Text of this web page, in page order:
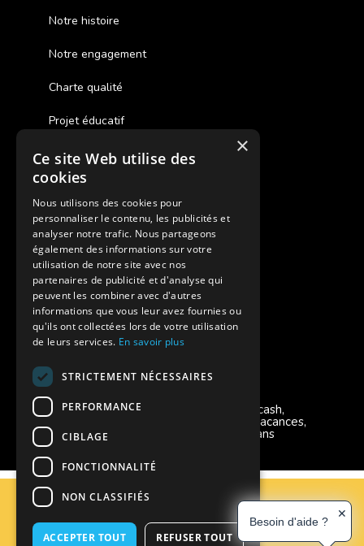
Notre histoire
Notre engagement
Charte qualité
Projet éducatif
Des colonies de vacances inclusives
Assurances annulations
Aides financières pour partir en colonie
Charte de confidentialité
Vacances Adaptées Adulte Supernova
Modes de règlement acceptés
Chèque, Virement, Espèces, Mandats cash,
Bons CAF, Conseil général, Chèques vacances,
Carte bancaire, Prise en charge reçu sans
règlement, Prélèvement, Pass Colo
Plan du site
Espace Professionnels
×
Ce site Web utilise des
cookies
Nous utilisons des cookies pour
personnaliser le contenu, les publicités et
analyser notre trafic. Nous partageons
également des informations sur votre
utilisation de notre site avec nos
partenaires de publicité et d'analyse qui
peuvent les combiner avec d'autres
informations que vous leur avez fournies ou
qu'ils ont collectées lors de votre utilisation
de leurs services. En savoir plus
STRICTEMENT NÉCESSAIRES
PERFORMANCE
CIBLAGE
FONCTIONNALITÉ
NON CLASSIFIÉS
ACCEPTER TOUT REFUSER TOUT
Besoin d'aide ?
✕